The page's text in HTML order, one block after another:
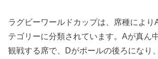
ラグビーワールドカップは、席種により
テゴリーに分類されています。Aが真ん
観戦する席で、Dがポールの後ろになり